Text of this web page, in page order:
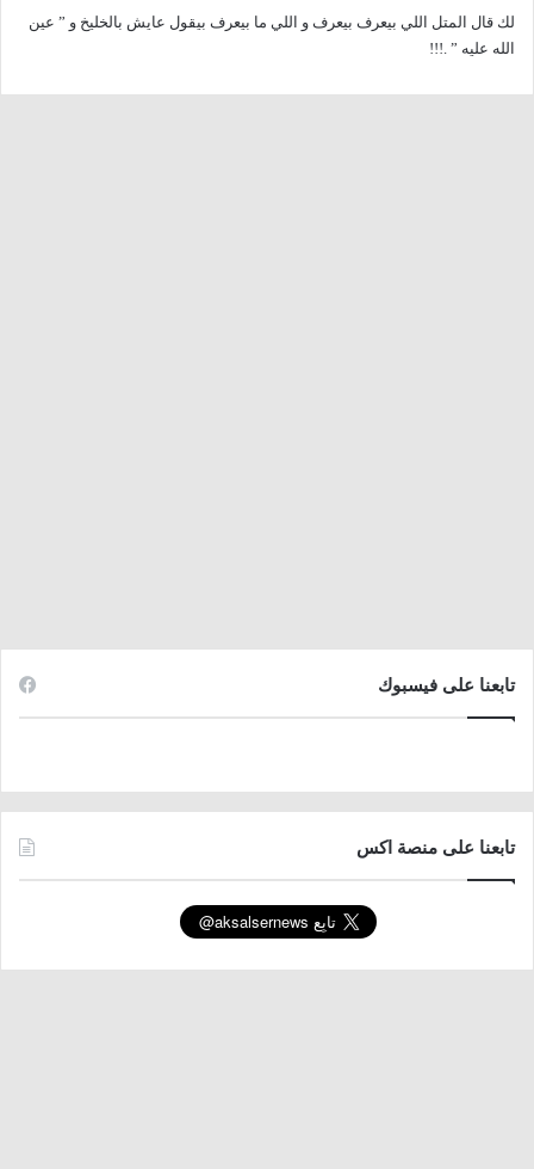
لك قال المتل اللي بيعرف بيعرف و اللي ما بيعرف بيقول عايش بالخليخ و ” عين
الله عليه ” .!!!
تابعنا على فيسبوك
تابعنا على منصة اكس